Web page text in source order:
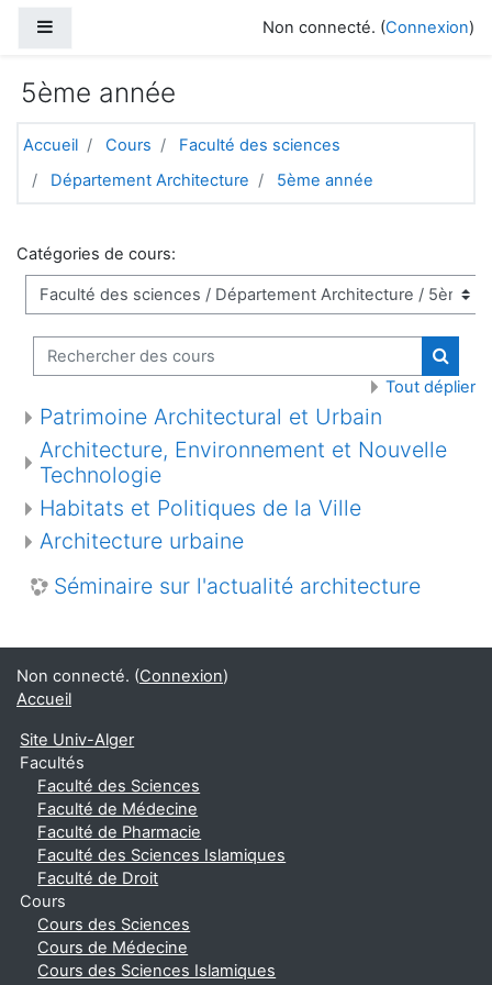
Non connecté. (Connexion)
5ème année
Accueil Cours
Faculté des sciences
Département Architecture
5ème année
Catégories de cours:
Rechercher des cours
Tout déplier
Patrimoine Architectural et Urbain
Architecture, Environnement et Nouvelle
Technologie
Habitats et Politiques de la Ville
Architecture urbaine
Séminaire sur l'actualité architecture
Non connecté. (Connexion)
Accueil
Site Univ-Alger
Facultés
Faculté des Sciences
Faculté de Médecine
Faculté de Pharmacie
Faculté des Sciences Islamiques
Faculté de Droit
Cours
Cours des Sciences
Cours de Médecine
Cours des Sciences Islamiques